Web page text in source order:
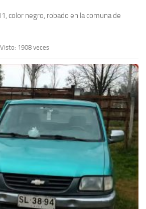
color negro, robado en la comuna de
1908 veces